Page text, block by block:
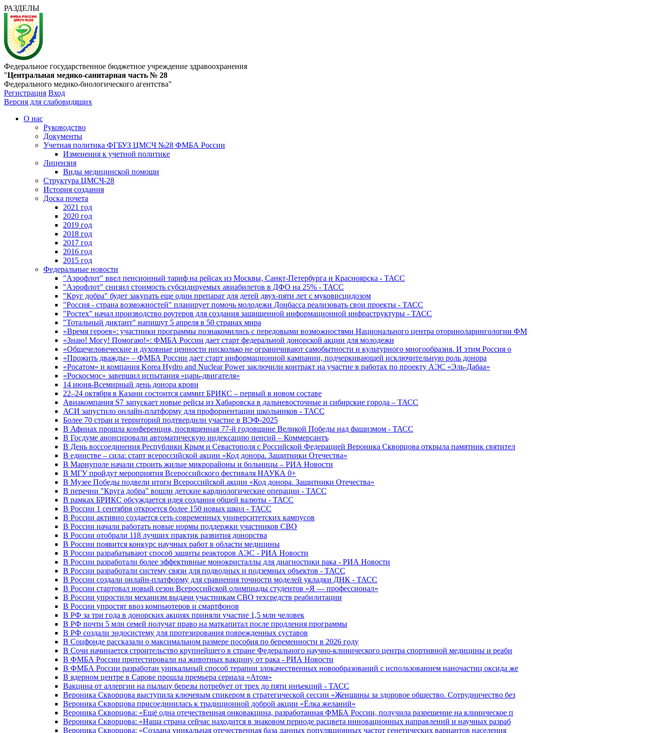
РАЗДЕЛЫ
Федеральное государственное бюджетное учреждение здравоохранения
"Центральная медико-санитарная часть № 28
Федерального медико-биологического агентства"
Регистрация Вход
Версия для слабовидящих
О нас
Руководство
Документы
Учетная политика ФГБУЗ ЦМСЧ №28 ФМБА России
Изменения к учетной политике
Лицензия
Виды медицинской помощи
Структура ЦМСЧ-28
История создания
Доска почета
2021 год
2020 год
2019 год
2018 год
2017 год
2016 год
2015 год
Федеральные новости
"Аэрофлот" ввел пенсионный тариф на рейсах из Москвы, Санкт-Петербурга и Красноярска - ТАСС
"Аэрофлот" снизил стоимость субсидируемых авиабилетов в ДФО на 25% - ТАСС
"Круг добра" будет закупать еще один препарат для детей двух-пяти лет с муковисцидозом
"Россия - страна возможностей" планирует помочь молодежи Донбасса реализовать свои проекты - ТАСС
"Ростех" начал производство роутеров для создания защищенной информационной инфраструктуры - ТАСС
"Тотальный диктант" напишут 5 апреля в 50 странах мира
«Время героев»: участники программы познакомились с передовыми возможностями Национального центра оториноларингологии ФМ
«Знаю! Могу! Помогаю!»: ФМБА России дает старт федеральной донорской акции для молодежи
«Общечеловеческие и духовные ценности нисколько не ограничивают самобытности и культурного многообразия. И этим Россия о
«Прожить дважды» – ФМБА России дает старт информационной кампании, подчеркивающей исключительную роль донора
«Росатом» и компания Korea Hydro and Nuclear Power заключили контракт на участие в работах по проекту АЭС «Эль-Дабаа»
«Роскосмос» завершил испытания «царь-двигателя»
14 июня-Всемирный день донора крови
22–24 октября в Казани состоится саммит БРИКС – первый в новом составе
Авиакомпания S7 запускает новые рейсы из Хабаровска в дальневосточные и сибирские города – ТАСС
АСИ запустило онлайн-платформу для профориентации школьников - ТАСС
Более 70 стран и территорий подтвердили участие в ВЭФ-2025
В Афинах прошла конференция, посвященная 77-й годовщине Великой Победы над фашизмом - ТАСС
В Госдуме анонсировали автоматическую индексацию пенсий – Коммерсантъ
В День воссоединения Республики Крым и Севастополя с Российской Федерацией Вероника Скворцова открыла памятник святител
В единстве – сила: старт всероссийской акции «Код донора. Защитники Отечества»
В Мариуполе начали строить жилые микрорайоны и больницы – РИА Новости
В МГУ пройдут мероприятия Всероссийского фестиваля НАУКА 0+
В Музее Победы подвели итоги Всероссийской акции «Код донора. Защитники Отечества»
В перечни "Круга добра" вошли детские кардиологические операции - ТАСС
В рамках БРИКС обсуждается идея создания общей валюты - ТАСС
В России 1 сентября откроется более 150 новых школ - ТАСС
В России активно создается сеть современных университетских кампусов
В России начали работать новые нормы поддержки участников СВО
В России отобрали 118 лучших практик развития донорства
В России появится конкурс научных работ в области медицины
В России разрабатывают способ защиты реакторов АЭС - РИА Новости
В России разработали более эффективные монокристаллы для диагностики рака - РИА Новости
В России разработали систему связи для подводных и подземных объектов - ТАСС
В России создали онлайн-платформу для сравнения точности моделей укладки ДНК - ТАСС
В России стартовал новый сезон Всероссийской олимпиады студентов «Я — профессионал»
В России упростили механизм выдачи участникам СВО техсредств реабилитации
В России упростят ввоз компьютеров и смартфонов
В РФ за три года в донорских акциях приняли участие 1,5 млн человек
В РФ почти 5 млн семей получат право на маткапитал после продления программы
В РФ создали эндосистему для протезирования поврежденных суставов
В Соцфонде рассказали о максимальном размере пособия по беременности в 2026 году
В Сочи начинается строительство крупнейшего в стране Федерального научно-клинического центра спортивной медицины и реаби
В ФМБА России протестировали на животных вакцину от рака - РИА Новости
В ФМБА России разработан уникальный способ терапии злокачественных новообразований с использованием наночастиц оксида же
В ядерном центре в Сарове прошла премьера сериала «Атом»
Вакцина от аллергии на пыльцу березы потребует от трех до пяти инъекций - ТАСС
Вероника Скворцова выступила ключевым спикером в стратегической сессии «Женщины за здоровое общество. Сотрудничество без
Вероника Скворцова присоединилась к традиционной доброй акции «Ёлка желаний»
Вероника Скворцова: «Ещё одна отечественная онковакцина, разработанная ФМБА России, получила разрешение на клиническое п
Вероника Скворцова: «Наша страна сейчас находится в знаковом периоде расцвета инновационных направлений и научных разраб
Вероника Скворцова: «Создана уникальная отечественная база данных популяционных частот генетических вариантов населения